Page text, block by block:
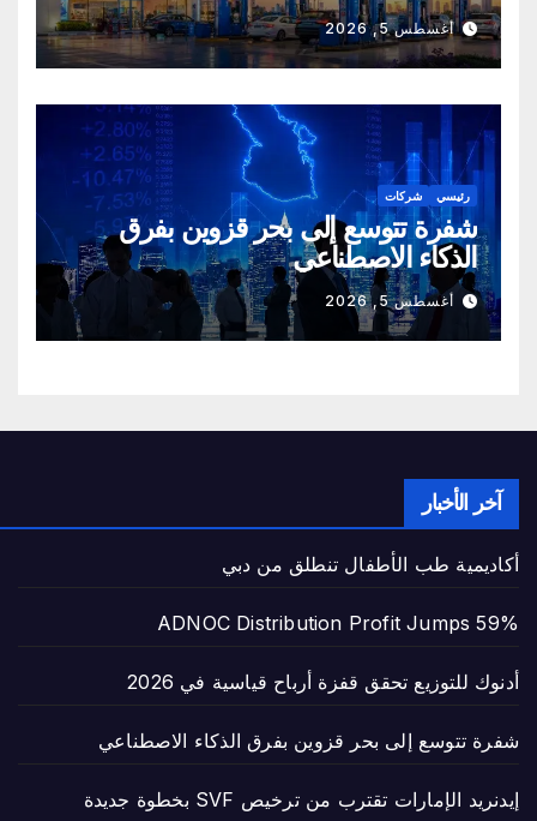
أغسطس 5, 2026
رئيسي شركات
شفرة تتوسع إلى بحر قزوين بفرق
الذكاء الاصطناعي
أغسطس 5, 2026
آخر الأخبار
أكاديمية طب الأطفال تنطلق من دبي
ADNOC Distribution Profit Jumps 59%
أدنوك للتوزيع تحقق قفزة أرباح قياسية في 2026
شفرة تتوسع إلى بحر قزوين بفرق الذكاء الاصطناعي
إيدنريد الإمارات تقترب من ترخيص SVF بخطوة جديدة